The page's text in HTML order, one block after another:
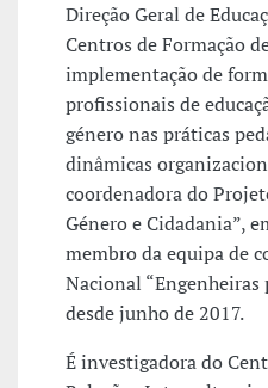
Direção Geral de
Centros de Formação
implementação de
profissionais de
género nas práticas
dinâmicas
coordenadora do
Género e Cidadania”,
membro da equipa de
Nacional “Engenheiras
desde junho de 2017.
É investigadora do